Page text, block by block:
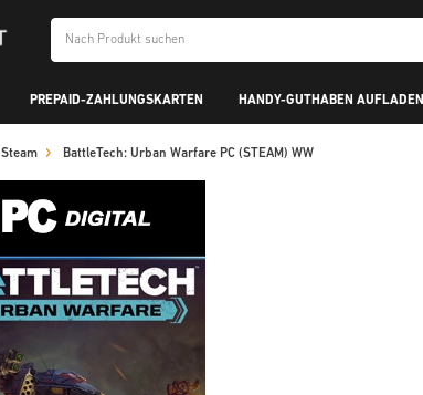
PREPAID-ZAHLUNGSKARTEN HANDY-GUTHABEN AUFLADEN
Steam BattleTech: Urban Warfare PC (STEAM) WW